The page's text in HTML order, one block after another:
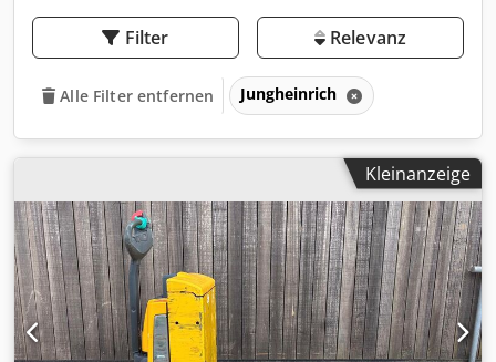
Filter Relevanz
Alle Filter entfernen Jungheinrich
Kleinanzeige